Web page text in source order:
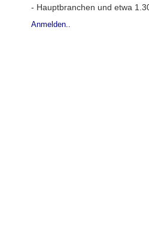
- Hauptbranchen und etwa
Anmelden..